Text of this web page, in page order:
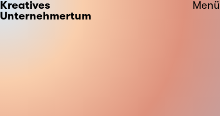
Kreatives
Unternehmertum
Menü